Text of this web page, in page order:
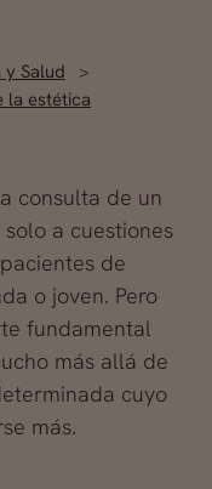
y Salud
la estética
consulta de un
a cuestiones
de
o joven. Pero
fundamental
más allá de
cuyo
más.